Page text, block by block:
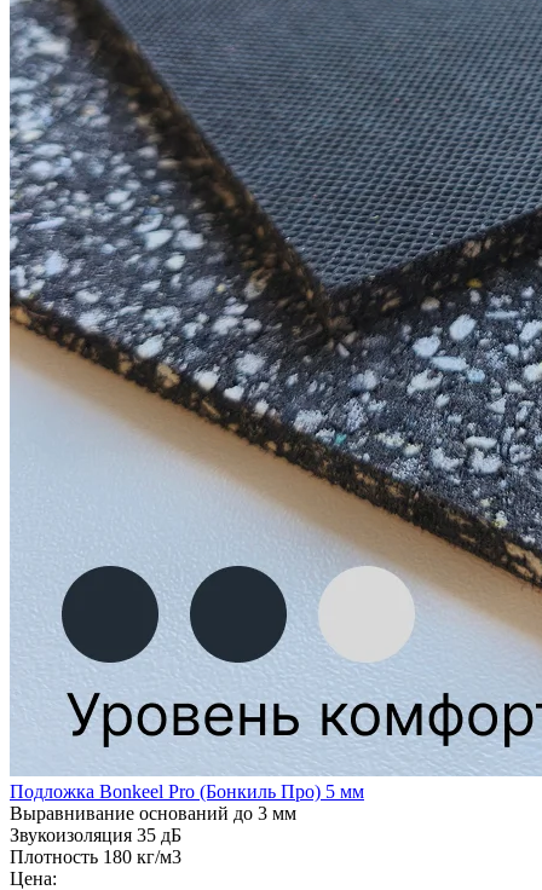
Подложка Bonkeel Pro (Бонкиль Про) 5 мм
Выравнивание оснований до 3 мм
Звукоизоляция 35 дБ
Плотность 180 кг/м3
Цена: